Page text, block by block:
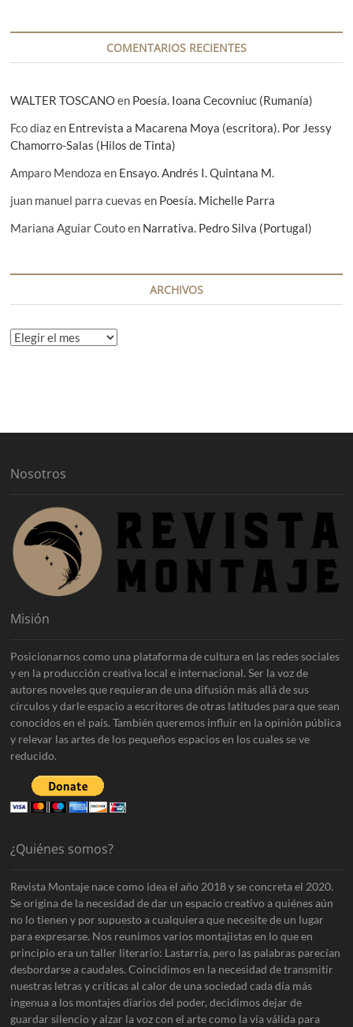
a
s
COMENTARIOS RECIENTES
WALTER TOSCANOen Poesía. Ioana Cecovniuc (Rumanía)
Fco diazen Entrevista a Macarena Moya (escritora). Por Jessy
Chamorro-Salas (Hilos de Tinta)
Amparo Mendoza en Ensayo. Andrés I. Quintana M.
juan manuel parra cuevas en Poesía. Michelle Parra
Mariana Aguiar Coutoen Narrativa. Pedro Silva (Portugal)
ARCHIVOS
A
Nosotros
Misión
Posicionarnos como una plataforma de cultura en las redes sociales
y en la producción creativa local e internacional. Ser la voz de
autores noveles que requieran de una difusión más allá de sus
círculos y darle espacio a escritores de otras latitudes para que sean
conocidos en el país. También queremos influir en la opinión pública
y relevar las artes de los pequeños espacios en los cuales se ve
reducido.
¿Quiénes somos?
Revista Montaje nace como idea el año 2018 y se concreta el 2020.
Se origina de la necesidad de dar un espacio creativo a quiénes aún
no lo tienen y por supuesto a cualquiera que necesite de un lugar
para expresarse. Nos reunimos varios montajistas en lo que en
principio era un taller literario: Lastarria, pero las palabras parecían
desbordarse a caudales. Coincidimos en la necesidad de transmitir
nuestras letras y críticas al calor de una sociedad cada día más
ingenua a los montajes diarios del poder, decidimos dejar de
guardar silencio y alzar la voz con el arte como la vía válida para